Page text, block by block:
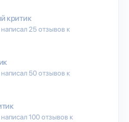
критик
25 отзывов к
50 отзывов к
100 отзывов к